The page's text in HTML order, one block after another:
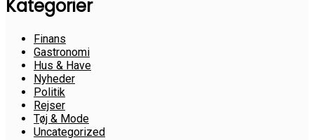
Kategorier
Finans
Gastronomi
Hus & Have
Nyheder
Politik
Rejser
Tøj & Mode
Uncategorized